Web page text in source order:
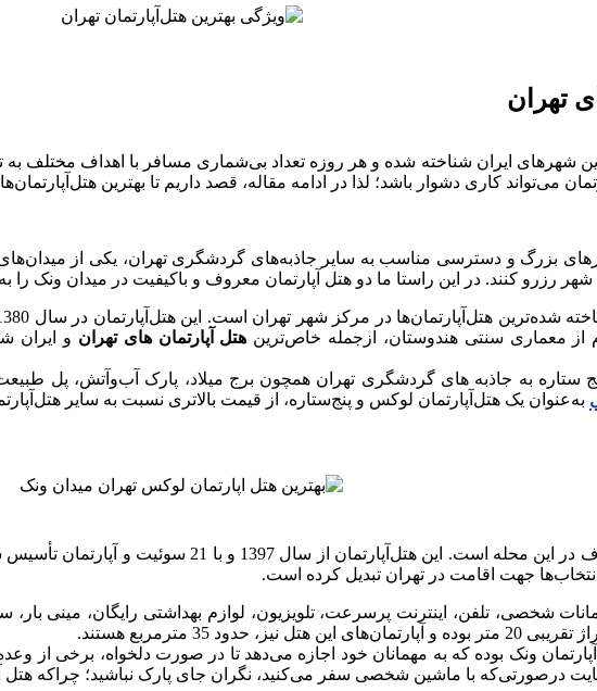
تهران
شهرهای ایران شناخته شده و هر روزه تعداد بی‌شماری مسافر با اهداف مختلف به
می‌تواند کاری دشوار باشد؛ لذا در ادامه مقاله، قصد داریم تا بهترین
بزرگ و دسترسی مناسب به سایر جاذبه‌های گردشگری تهران، یکی از
رزرو کنند. در این راستا ما دو هتل‌ آپارتمان معروف و باکیفیت در میدان ونک را
در مرکز شهر تهران است. این هتل‌آپارتمان در سال 1380 ساخته شده و با دارابودن 49 واحد سوئیت و آپارتمان، یکی از
از معماری سنتی هندوستان، ازجمله خاص‌ترین هتل‌ آپارتمان‌ های تهران و ایران
به جاذبه‌ های گردشگری تهران همچون برج میلاد، پارک آب‌وآتش، پل طبیعت،
به‌عنوان یک هتل‌آپارتمان لوکس و پنج‌ستاره، از قیمت بالاتری نسبت به سایر
1397 و با 21 سوئیت و آپارتمان تأسیس شد. تنوع بالای آپارتمان‌های این هتل در کنار سایر مزایا و امکانات آن،
انتخاب‌ها جهت اقامت در تهران تبدیل کرده است.
شخصی، تلفن، اینترنت پرسرعت، تلویزیون، لوازم بهداشتی رایگان، مینی
35 مترمربع هستند.
ونک بوده که به مهمانان خود اجازه می‌دهد تا در صورت دلخواه، برخی از
درصورتی‌که با ماشین شخصی سفر می‌کنید، نگران جای پارک نباشید؛ چراکه هتل‌